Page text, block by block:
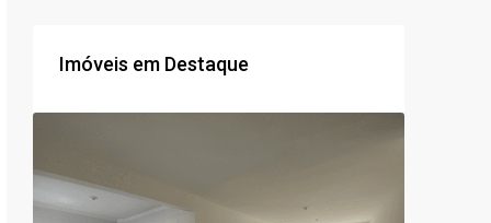
Imóveis em Destaque